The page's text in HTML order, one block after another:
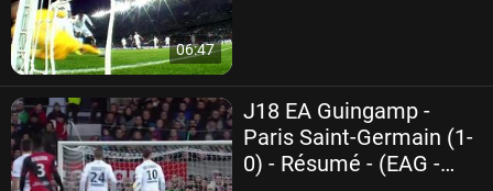
06:47
J18 EA Guingamp -
Paris Saint-Germain (1-
0) - Résumé - (EAG -